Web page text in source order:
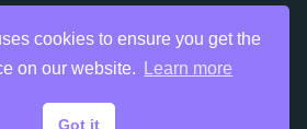
cookies to ensure you get the
on our website.
Learn more
Got it